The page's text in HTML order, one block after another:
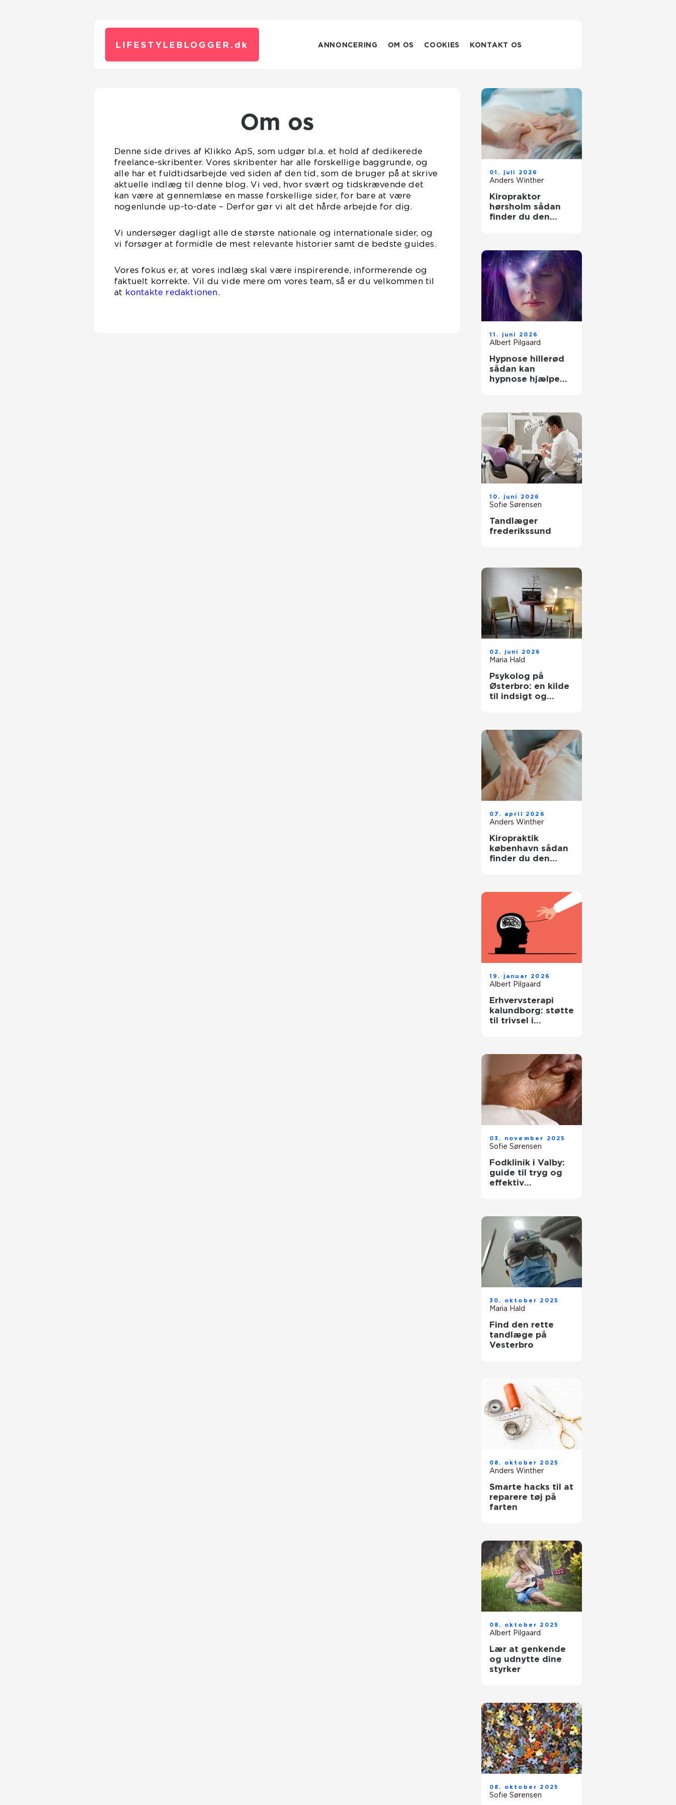
LIFESTYLEBLOGGER. dk ANNONCERING OM OS COOKIES KONTAKT OS
Om os
Denne side drives af Klikko ApS, som udgør bl.a. et hold af dedikerede
freelance-skribenter. Vores skribenter har alle forskellige baggrunde, og
alle har et fuldtidsarbejde ved siden af den tid, som de bruger på at skrive
aktuelle indlæg til denne blog. Vi ved, hvor svært og tidskrævende det
kan være at gennemlæse en masse forskellige sider, for bare at være
nogenlunde up-to-date – Derfor gør vi alt det hårde arbejde for dig.
Vi undersøger dagligt alle de største nationale og internationale sider, og
vi forsøger at formidle de mest relevante historier samt de bedste guides.
Vores fokus er, at vores indlæg skal være inspirerende, informerende og
faktuelt korrekte. Vil du vide mere om vores team, så er du velkommen til
at kontakte redaktionen.
01. juli 2026
Anders Winther
Kiropraktor
hørsholm sådan
finder du den
11. juni 2026
Albert Pilgaard
Hypnose hillerød
sådan kan
hypnose hjælpe
10. juni 2026
Sofie Sørensen
Tandlæger
frederikssund
02. juni 2026
Maria Hald
Psykolog på
Østerbro: en kilde
til indsigt og
07. april 2026
Anders Winther
Kiropraktik
københavn sådan
finder du den
19. januar 2026
Albert Pilgaard
Erhvervsterapi
kalundborg: støtte
til trivsel i
03. november 2025
Sofie Sørensen
Fodklinik i Valby:
guide til tryg og
effektiv
30. oktober 2025
Maria Hald
Find den rette
tandlæge på
Vesterbro
08. oktober 2025
Anders Winther
Smarte hacks til at
reparere tøj på
farten
08. oktober 2025
Albert Pilgaard
Lær at genkende
og udnytte dine
styrker
08. oktober 2025
Sofie Sørensen